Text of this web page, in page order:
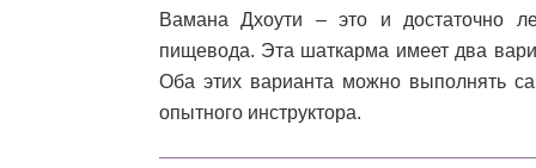
Вамана Дхоути – это и достаточно
пищевода. Эта шаткарма имеет два
Оба этих варианта можно выполнять
опытного инструктора.